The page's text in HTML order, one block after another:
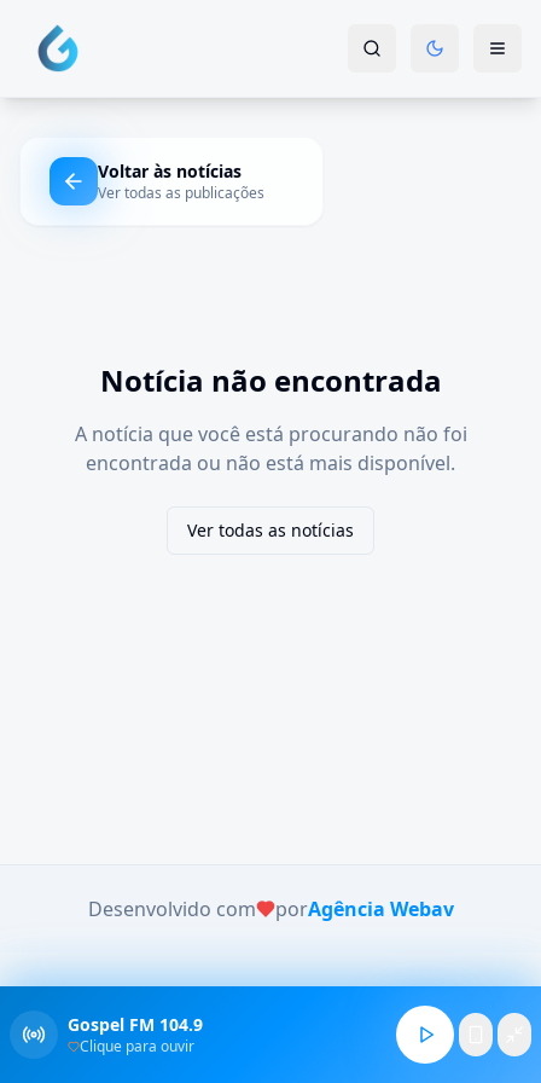
Voltar às notícias
Ver todas as publicações
Notícia não encontrada
A notícia que você está procurando não foi
encontrada ou não está mais disponível.
Ver todas as notícias
Desenvolvido com porAgência Webav
Gospel FM 104.9
Clique para ouvir